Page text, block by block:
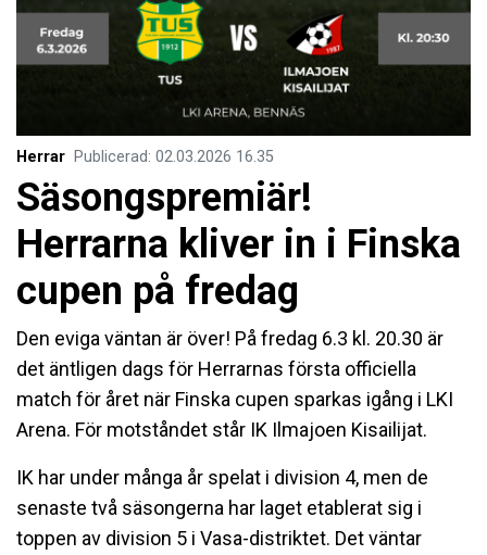
Herrar Publicerad: 02.03.2026 16.35
Säsongspremiär!
Herrarna kliver in i Finska
cupen på fredag
Den eviga väntan är över! På fredag 6.3 kl. 20.30 är
det äntligen dags för Herrarnas första officiella
match för året när Finska cupen sparkas igång i LKI
Arena. För motståndet står IK Ilmajoen Kisailijat.
IK har under många år spelat i division 4, men de
senaste två säsongerna har laget etablerat sig i
toppen av division 5 i Vasa-distriktet. Det väntar